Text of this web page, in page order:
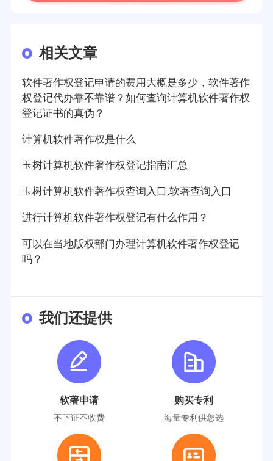
相关文章
软件著作权登记申请的费用大概是多少，软件著作
权登记代办靠不靠谱？如何查询计算机软件著作权
登记证书的真伪？
计算机软件著作权是什么
玉树计算机软件著作权登记指南汇总
玉树计算机软件著作权查询入口,软著查询入口
进行计算机软件著作权登记有什么作用？
可以在当地版权部门办理计算机软件著作权登记
吗？
我们还提供
软著申请
不下证不收费
购买专利
海量专利供您选